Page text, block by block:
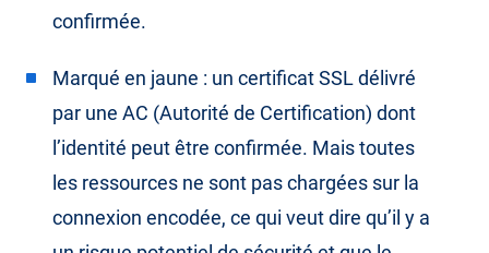
confirmée.
Marqué en jaune : un certificat SSL délivré
par une AC (Autorité de Certification) dont
l’identité peut être confirmée. Mais toutes
les ressources ne sont pas chargées sur la
connexion encodée, ce qui veut dire qu’il y a